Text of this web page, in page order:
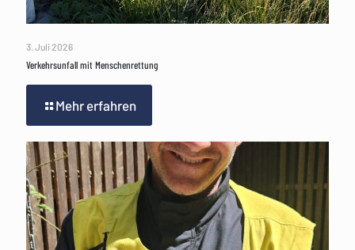
3. Juli 2026
Verkehrsunfall mit Menschenrettung
Mehr erfahren